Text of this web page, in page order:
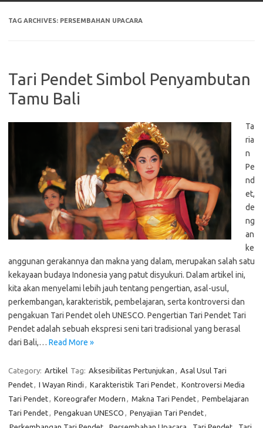
TAG ARCHIVES: PERSEMBAHAN UPACARA
Tari Pendet Simbol Penyambutan
Tamu Bali
Ta
ria
n
Pe
nd
et,
de
ng
an
ke
anggunan gerakannya dan makna yang dalam, merupakan salah satu
kekayaan budaya Indonesia yang patut disyukuri. Dalam artikel ini,
kita akan menyelami lebih jauh tentang pengertian, asal-usul,
perkembangan, karakteristik, pembelajaran, serta kontroversi dan
pengakuan Tari Pendet oleh UNESCO. Pengertian Tari Pendet Tari
Pendet adalah sebuah ekspresi seni tari tradisional yang berasal
dari Bali,… Read More »
Category: Artikel Tag: Aksesibilitas Pertunjukan , Asal Usul Tari
Pendet, I Wayan Rindi , Karakteristik Tari Pendet, Kontroversi Media
Tari Pendet, Koreografer Modern , Makna Tari Pendet, Pembelajaran
Tari Pendet, Pengakuan UNESCO , Penyajian Tari Pendet,